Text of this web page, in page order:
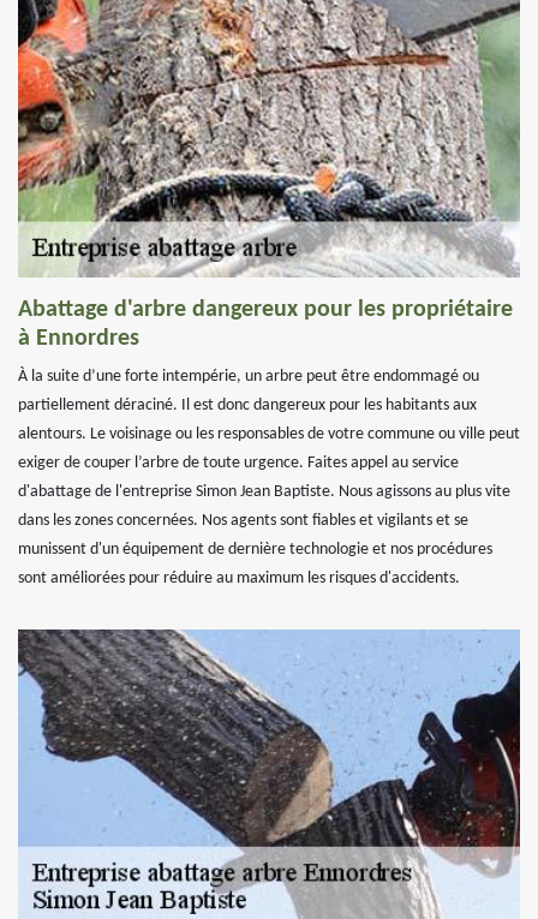
Abattage d'arbre dangereux pour les propriétaire
à Ennordres
À la suite d’une forte intempérie, un arbre peut être endommagé ou
partiellement déraciné. Il est donc dangereux pour les habitants aux
alentours. Le voisinage ou les responsables de votre commune ou ville peut
exiger de couper l’arbre de toute urgence. Faites appel au service
d'abattage de l'entreprise Simon Jean Baptiste. Nous agissons au plus vite
dans les zones concernées. Nos agents sont fiables et vigilants et se
munissent d'un équipement de dernière technologie et nos procédures
sont améliorées pour réduire au maximum les risques d'accidents.